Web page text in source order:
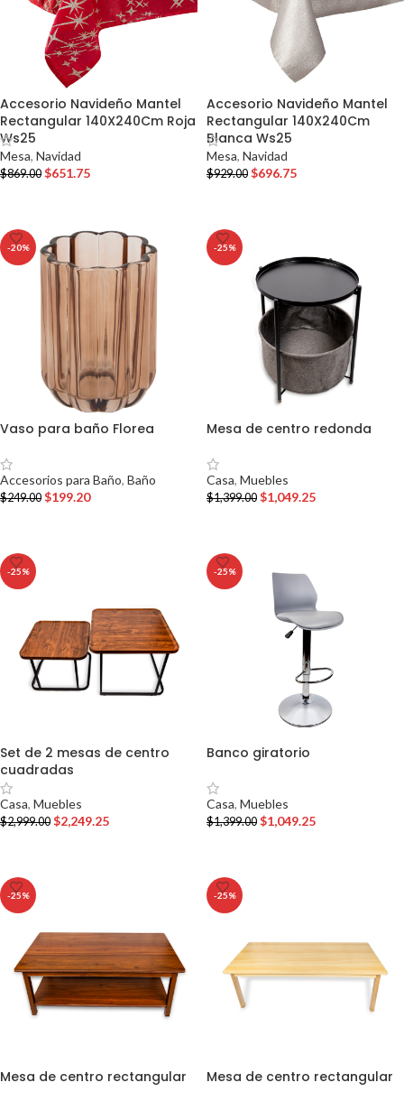
Accesorio Navideño Mantel
Rectangular 140X240Cm Roja
Ws25
Mesa, Navidad
$869.00 $651.75
Accesorio Navideño Mantel
Rectangular 140X240Cm
Blanca Ws25
Mesa, Navidad
$929.00 $696.75
-20%
Vaso para baño Florea
Accesorios para Baño, Baño
$249.00 $199.20
-25%
Mesa de centro redonda
Casa, Muebles
$1,399.00 $1,049.25
-25%
Set de 2 mesas de centro
cuadradas
Casa, Muebles
$2,999.00 $2,249.25
-25%
Banco giratorio
Casa, Muebles
$1,399.00 $1,049.25
-25%
Mesa de centro rectangular
-25%
Mesa de centro rectangular